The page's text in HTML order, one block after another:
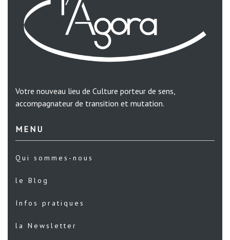
Votre nouveau lieu de Culture porteur de sens,
accompagnateur de transition et mutation.
MENU
Qui sommes-nous
le Blog
Infos pratiques
la Newsletter